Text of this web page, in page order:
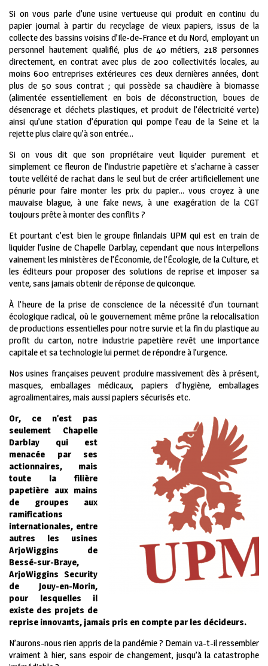
Si on vous parle d’une usine vertueuse qui produit en continu du
papier journal à partir du recyclage de vieux papiers, issus de la
collecte des bassins voisins d’Ile-de-France et du Nord, employant un
personnel hautement qualifié, plus de 40 métiers, 218 personnes
directement, en contrat avec plus de 200 collectivités locales, au
moins 600 entreprises extérieures ces deux dernières années, dont
plus de 50 sous contrat ; qui possède sa chaudière à biomasse
(alimentée essentiellement en bois de déconstruction, boues de
désencrage et déchets plastiques, et produit de l’électricité verte)
ainsi qu’une station d’épuration qui pompe l’eau de la Seine et la
rejette plus claire qu’à son entrée…
Si on vous dit que son propriétaire veut liquider purement et
simplement ce fleuron de l’industrie papetière et s’acharne à casser
toute velléité de rachat dans le seul but de créer artificiellement une
pénurie pour faire monter les prix du papier… vous croyez à une
mauvaise blague, à une fake news, à une exagération de la CGT
toujours prête à monter des conflits ?
Et pourtant c’est bien le groupe finlandais UPM qui est en train de
liquider l’usine de Chapelle Darblay, cependant que nous interpellons
vainement les ministères de l’Économie, de l’Écologie, de la Culture, et
les éditeurs pour proposer des solutions de reprise et imposer sa
vente, sans jamais obtenir de réponse de quiconque.
À l’heure de la prise de conscience de la nécessité d’un tournant
écologique radical, où le gouvernement même prône la relocalisation
de productions essentielles pour notre survie et la fin du plastique au
profit du carton, notre industrie papetière revêt une importance
capitale et sa technologie lui permet de répondre à l’urgence.
Nos usines françaises peuvent produire massivement dès à présent,
masques, emballages médicaux, papiers d’hygiène, emballages
agroalimentaires, mais aussi papiers sécurisés etc.
Or, ce n’est pas
seulement Chapelle
Darblay qui est
menacée par ses
actionnaires, mais
toute la filière
papetière aux mains
de groupes aux
ramifications
internationales, entre
autres les usines
ArjoWiggins de
Bessé-sur-Braye,
ArjoWiggins Security
de Jouy-en-Morin,
pour lesquelles il
existe des projets de
reprise innovants, jamais pris en compte par les décideurs.
N’aurons-nous rien appris de la pandémie ? Demain va-t-il ressembler
vraiment à hier, sans espoir de changement, jusqu’à la catastrophe